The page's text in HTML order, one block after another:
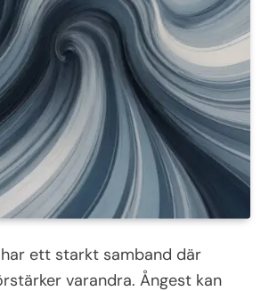
ett starkt samband där
varandra. Ångest kan